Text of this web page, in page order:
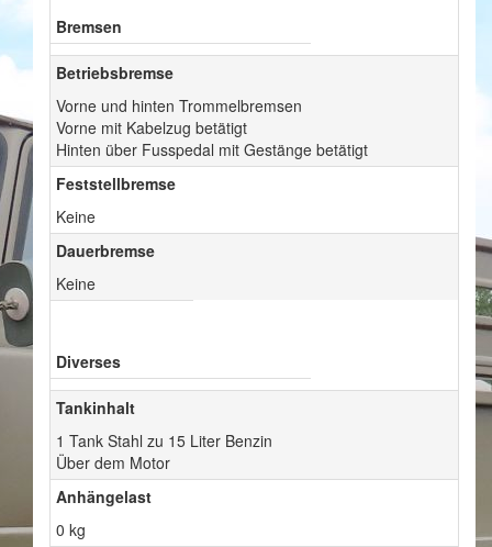
Bremsen
Betriebsbremse
Vorne und hinten Trommelbremsen
Vorne mit Kabelzug betätigt
Hinten über Fusspedal mit Gestänge betätigt
Feststellbremse
Keine
Dauerbremse
Keine
Diverses
Tankinhalt
1 Tank Stahl zu 15 Liter Benzin
Über dem Motor
Anhängelast
0 kg